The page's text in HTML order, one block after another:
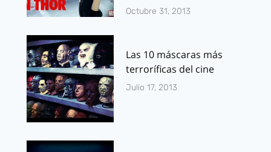
Octubre 31, 2013
Las 10 máscaras más
terroríficas del cine
Julio 17, 2013